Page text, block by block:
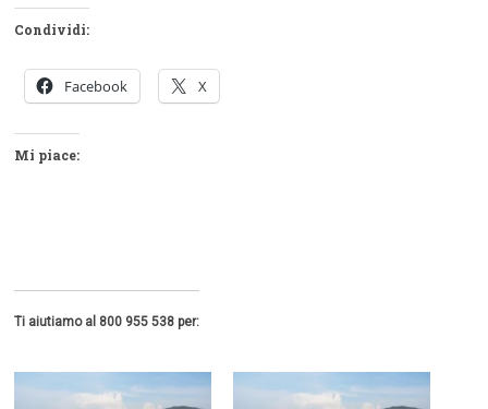
Condividi:
Facebook X
Mi piace:
Ti aiutiamo al 800 955 538 per: